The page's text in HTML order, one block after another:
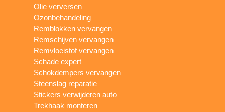
Olie verversen
Ozonbehandeling
Remblokken vervangen
Remschijven vervangen
Remvloeistof vervangen
Schade expert
Schokdempers vervangen
Steenslag reparatie
Stickers verwijderen auto
Trekhaak monteren